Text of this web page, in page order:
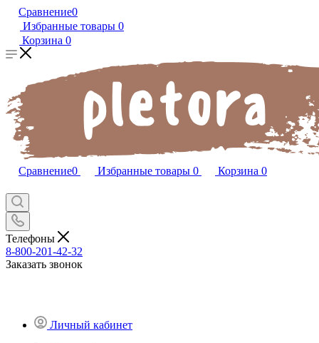
Сравнение0
Избранные товары 0
Корзина 0
Сравнение0 Избранные товары 0 Корзина 0
Телефоны
8-800-201-42-32
Заказать звонок
Личный кабинет